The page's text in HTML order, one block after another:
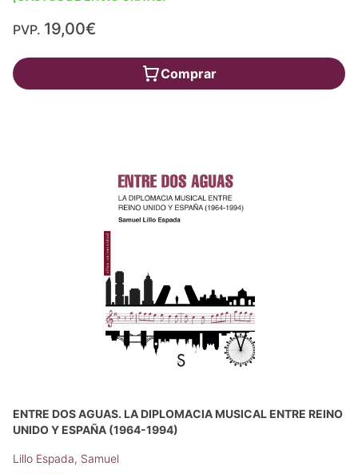
PVP. 19,00€
Comprar
ENTRE DOS AGUAS. LA DIPLOMACIA MUSICAL ENTRE REINO
UNIDO Y ESPAÑA (1964-1994)
Lillo Espada, Samuel